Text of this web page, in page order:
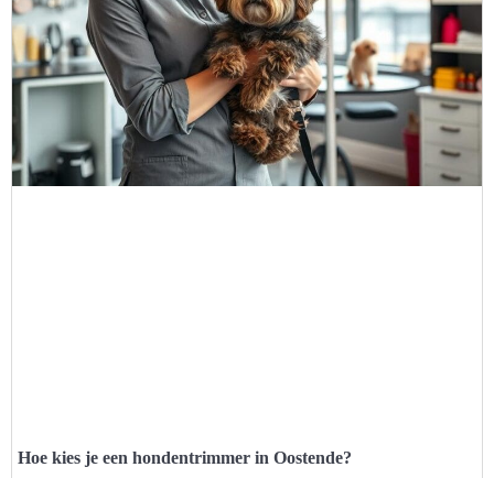
Hoe kies je een hondentrimmer in Oostende?